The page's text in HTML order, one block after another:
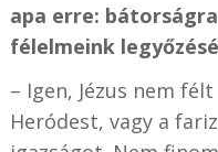
apa erre:
félelmeink
– Igen, Jézus nem
Heródest, vagy a